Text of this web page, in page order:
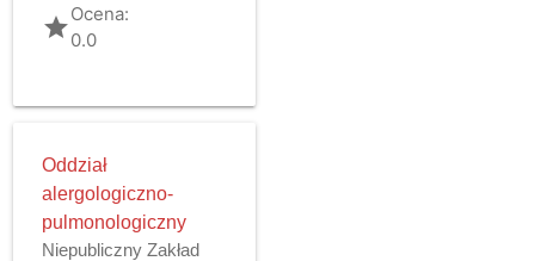
gradeOcena:
0.0
Oddział
alergologiczno-
pulmonologiczny
Niepubliczny Zakład